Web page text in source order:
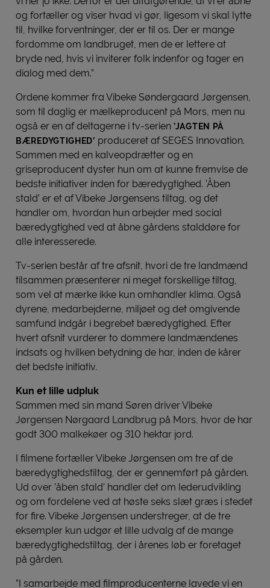
og fortæller og viser hvad vi gør, ligesom vi skal lytte
til, hvilke forventninger, der er til os. Der er mange
fordomme om landbruget, men de er lettere at
bryde ned, hvis vi inviterer folk indenfor og tager en
dialog med dem.”
Ordene kommer fra Vibeke Søndergaard Jørgensen,
som til daglig er mælkeproducent på Mors, men nu
også er en af deltagerne i tv-serien ’JAGTEN PÅ
BÆREDYGTIGHED’ produceret af SEGES Innovation.
Sammen med en kalveopdrætter og en
griseproducent dyster hun om at kunne fremvise de
bedste initiativer inden for bæredygtighed. ’Åben
stald’ er et af Vibeke Jørgensens tiltag, og det
handler om, hvordan hun arbejder med social
bæredygtighed ved at åbne gårdens stalddøre for
alle interesserede.
Tv-serien består af tre afsnit, hvori de tre landmænd
tilsammen præsenterer ni meget forskellige tiltag,
som vel at mærke ikke kun omhandler klima. Også
dyrene, medarbejderne, miljøet og det omgivende
samfund indgår i begrebet bæredygtighed. Efter
hvert afsnit vurderer to dommere landmændenes
indsats og hvilken betydning de har, inden de kårer
det bedste initiativ.
Kun et lille udpluk
Sammen med sin mand Søren driver Vibeke
Jørgensen Nørgaard Landbrug på Mors, hvor de har
godt 300 malkekøer og 310 hektar jord.
I filmene fortæller Vibeke Jørgensen om tre af de
bæredygtighedstiltag, der er gennemført på gården.
Ud over ’åben stald’ handler det om lederudvikling
og om fordelene ved at høste seks slæt græs i stedet
for fire. Vibeke Jørgensen understreger, at de tre
eksempler kun udgør et lille udvalg af de mange
bæredygtighedstiltag, der i årenes løb er foretaget
på gården.
”I samarbejde med filmproducenterne lavede vi en